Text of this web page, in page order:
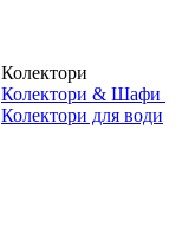
Колектори
Колектори & Шафи
Колектори для води